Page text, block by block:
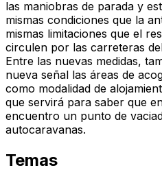
las maniobras de parada y
mismas condiciones que la
mismas limitaciones que el
circulen por las carreteras
Entre las nuevas medidas,
nueva señal las áreas de
como modalidad de
que servirá para saber que
encuentro un punto de
autocaravanas.
Temas